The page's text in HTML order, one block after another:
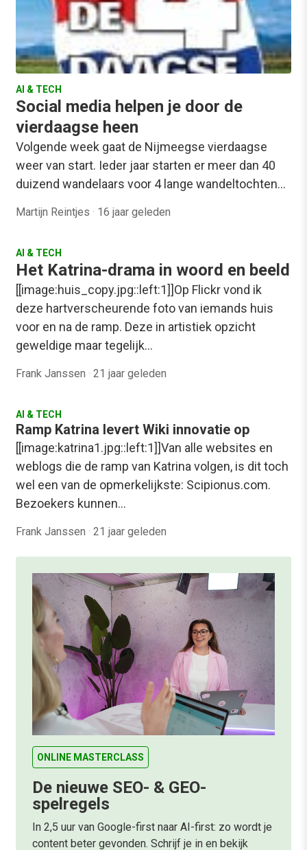
AI & TECH
Social media helpen je door de
vierdaagse heen
Volgende week gaat de Nijmeegse vierdaagse
weer van start. Ieder jaar starten er meer dan 40
duizend wandelaars voor 4 lange wandeltochten…
Martijn Reintjes · 16 jaar geleden
AI & TECH
Het Katrina-drama in woord en beeld
[[image:huis_copy.jpg::left:1]]Op Flickr vond ik
deze hartverscheurende foto van iemands huis
voor en na de ramp. Deze in artistiek opzicht
geweldige maar tegelijk…
Frank Janssen · 21 jaar geleden
AI & TECH
Ramp Katrina levert Wiki innovatie op
[[image:katrina1.jpg::left:1]]Van alle websites en
weblogs die de ramp van Katrina volgen, is dit toch
wel een van de opmerkelijkste: Scipionus.com.
Bezoekers kunnen…
Frank Janssen · 21 jaar geleden
ONLINE MASTERCLASS
De nieuwe SEO- & GEO-
spelregels
In 2,5 uur van Google-first naar AI-first: zo wordt je
content beter gevonden. Schrijf je in en bekijk